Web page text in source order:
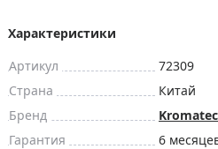
образцов
Характеристики
Артикул
72309
Страна
Китай
Бренд
Гарантия
6